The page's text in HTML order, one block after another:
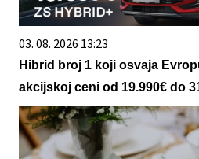
03. 08. 2026 13:23
Hibrid broj 1 koji osvaja
akcijskoj ceni od 19.990€ do